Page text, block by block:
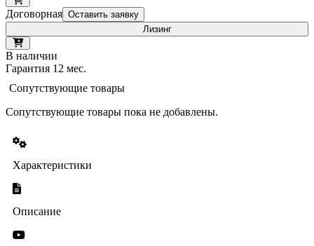
Договорная Оставить заявку
Лизинг
В наличии
Гарантия 12 мес.
Сопутствующие товары
Сопутствующие товары пока не добавлены.
Характеристики
Описание